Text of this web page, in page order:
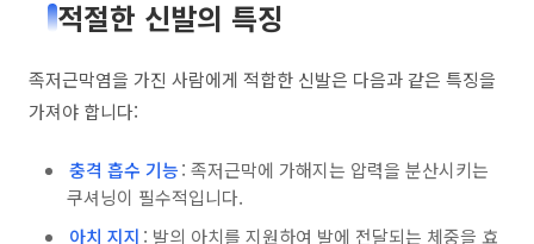
적절한 신발의 특징
족저근막염을 가진 사람에게 적합한 신발은 다음과 같은 특징을
가져야 합니다:
충격 흡수 기능: 족저근막에 가해지는 압력을 분산시키는
쿠셔닝이 필수적입니다.
아치 지지 : 발의 아치를 지원하여 발에 전달되는 체중을 효